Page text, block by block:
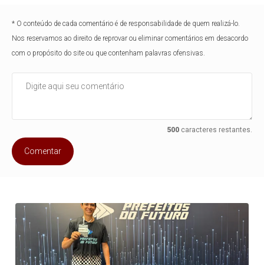
* O conteúdo de cada comentário é de responsabilidade de quem realizá-lo.
Nos reservamos ao direito de reprovar ou eliminar comentários em desacordo
com o propósito do site ou que contenham palavras ofensivas.
500caracteres restantes.
Comentar